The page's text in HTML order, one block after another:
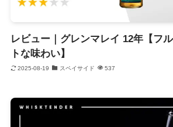
レビュー｜グレンマレイ 12年【フ
トな味わい】
2025-08-19 スペイサイド 537